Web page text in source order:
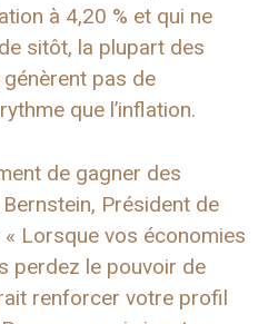
à 4,20 % et qui ne
sitôt, la plupart des
génèrent pas de
que l’inflation.
de gagner des
, Président de
Lorsque vos économies
perdez le pouvoir de
renforcer votre profil